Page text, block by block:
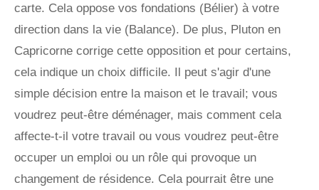
carte. Cela oppose vos fondations (Bélier) à votre
direction dans la vie (Balance). De plus, Pluton en
Capricorne corrige cette opposition et pour certains,
cela indique un choix difficile. Il peut s'agir d'une
simple décision entre la maison et le travail; vous
voudrez peut-être déménager, mais comment cela
affecte-t-il votre travail ou vous voudrez peut-être
occuper un emploi ou un rôle qui provoque un
changement de résidence. Cela pourrait être une